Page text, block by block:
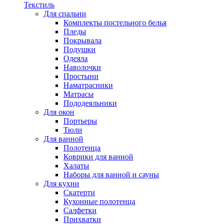
Текстиль
Для спальни
Комплекты постельного белья
Пледы
Покрывала
Подушки
Одеяла
Наволочки
Простыни
Наматрасники
Матрасы
Пододеяльники
Для окон
Портьеры
Тюли
Для ванной
Полотенца
Коврики для ванной
Халаты
Наборы для ванной и сауны
Для кухни
Скатерти
Кухонные полотенца
Салфетки
Прихватки